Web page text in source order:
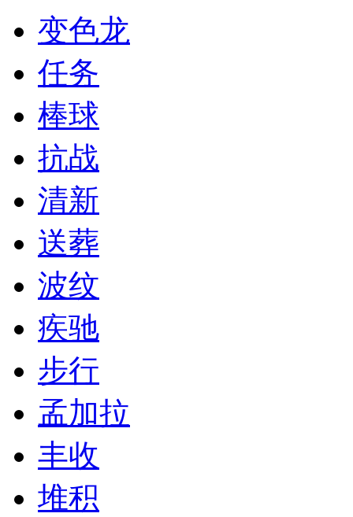
变色龙
任务
棒球
抗战
清新
送葬
波纹
疾驰
步行
孟加拉
丰收
堆积